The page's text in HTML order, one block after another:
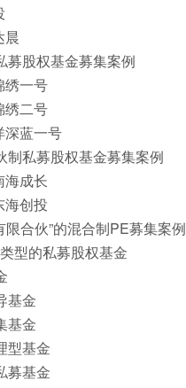
晨
募股权基金募集案例
绣一号
绣二号
深蓝一号
制私募股权基金募集案例
海成长
海创投
限合伙”的混合制PE募集案例
型的私募股权基金
基金
基金
型基金
募基金